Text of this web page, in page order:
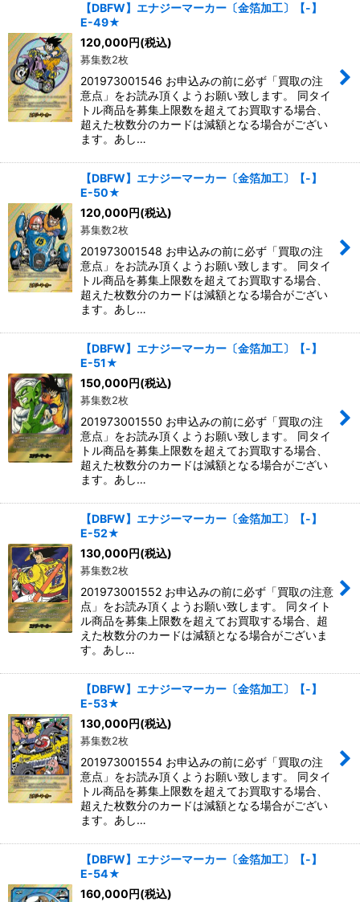
【DBFW】エナジーマーカー〔金箔加工〕【-】
E-49★
120,000円(税込)
募集数2枚
201973001546 お申込みの前に必ず「買取の注
意点」をお読み頂くようお願い致します。 同タイ
トル商品を募集上限数を超えてお買取する場合、
超えた枚数分のカードは減額となる場合がござい
ます。あし…
【DBFW】エナジーマーカー〔金箔加工〕【-】
E-50★
120,000円(税込)
募集数2枚
201973001548 お申込みの前に必ず「買取の注
意点」をお読み頂くようお願い致します。 同タイ
トル商品を募集上限数を超えてお買取する場合、
超えた枚数分のカードは減額となる場合がござい
ます。あし…
【DBFW】エナジーマーカー〔金箔加工〕【-】
E-51★
150,000円(税込)
募集数2枚
201973001550 お申込みの前に必ず「買取の注
意点」をお読み頂くようお願い致します。 同タイ
トル商品を募集上限数を超えてお買取する場合、
超えた枚数分のカードは減額となる場合がござい
ます。あし…
【DBFW】エナジーマーカー〔金箔加工〕【-】
E-52★
130,000円(税込)
募集数2枚
201973001552 お申込みの前に必ず「買取の注意
点」をお読み頂くようお願い致します。 同タイト
ル商品を募集上限数を超えてお買取する場合、超
えた枚数分のカードは減額となる場合がございま
す。あし…
【DBFW】エナジーマーカー〔金箔加工〕【-】
E-53★
130,000円(税込)
募集数2枚
201973001554 お申込みの前に必ず「買取の注
意点」をお読み頂くようお願い致します。 同タイ
トル商品を募集上限数を超えてお買取する場合、
超えた枚数分のカードは減額となる場合がござい
ます。あし…
【DBFW】エナジーマーカー〔金箔加工〕【-】
E-54★
160,000円(税込)